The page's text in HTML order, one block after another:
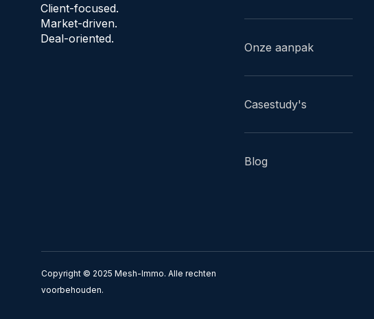
Client-focused.
Market-driven.
Deal-oriented.
Onze aanpak
Casestudy's
Blog
Copyright © 2025 Mesh-Immo. Alle rechten
voorbehouden.